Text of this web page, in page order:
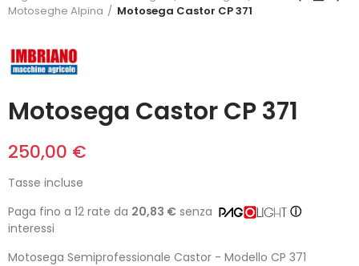
Motoseghe Alpina
Motosega Castor CP 371
Motosega Castor CP 371
250,00 €
Tasse incluse
Paga fino a 12 rate da 20,83 € senza
interessi
ⓘ
Motosega Semiprofessionale Castor - Modello CP 371